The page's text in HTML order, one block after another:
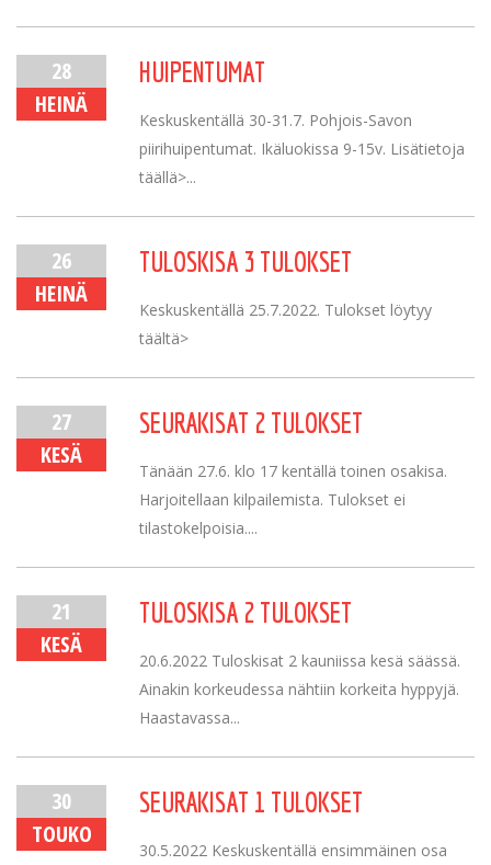
28
HEINÄ
HUIPENTUMAT
Keskuskentällä 30-31.7. Pohjois-Savon
piirihuipentumat. Ikäluokissa 9-15v. Lisätietoja
täällä>...
26
HEINÄ
TULOSKISA 3 TULOKSET
Keskuskentällä 25.7.2022. Tulokset löytyy
täältä>
27
KESÄ
SEURAKISAT 2 TULOKSET
Tänään 27.6. klo 17 kentällä toinen osakisa.
Harjoitellaan kilpailemista. Tulokset ei
tilastokelpoisia....
21
KESÄ
TULOSKISA 2 TULOKSET
20.6.2022 Tuloskisat 2 kauniissa kesä säässä.
Ainakin korkeudessa nähtiin korkeita hyppyjä.
Haastavassa...
30
TOUKO
SEURAKISAT 1 TULOKSET
30.5.2022 Keskuskentällä ensimmäinen osa